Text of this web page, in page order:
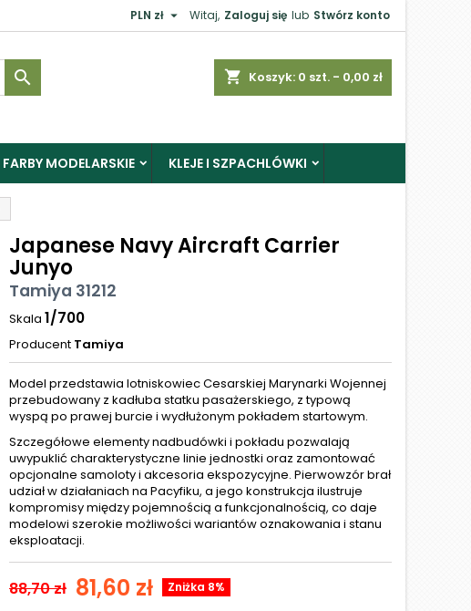
Witaj, Zaloguj się lub Stwórz konto
PLN zł 
shopping_cart Koszyk: 0 szt. - 0,00 zł

FARBY MODELARSKIE KLEJE I SZPACHLÓWKI
Japanese Navy Aircraft Carrier
Junyo
Tamiya 31212
Skala 1/700
Producent Tamiya
Model przedstawia lotniskowiec Cesarskiej Marynarki Wojennej
przebudowany z kadłuba statku pasażerskiego, z typową
wyspą po prawej burcie i wydłużonym pokładem startowym.
Szczegółowe elementy nadbudówki i pokładu pozwalają
uwypuklić charakterystyczne linie jednostki oraz zamontować
opcjonalne samoloty i akcesoria ekspozycyjne. Pierwowzór brał
udział w działaniach na Pacyfiku, a jego konstrukcja ilustruje
kompromisy między pojemnością a funkcjonalnością, co daje
modelowi szerokie możliwości wariantów oznakowania i stanu
eksploatacji.
88,70 zł 81,60 zł Zniżka 8%